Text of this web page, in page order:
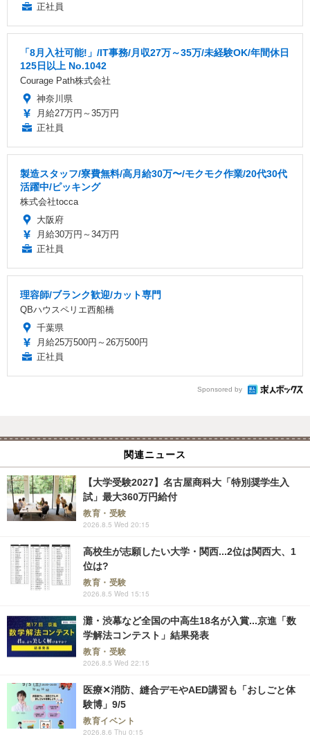
正社員
「8月入社可能!」/IT事務/月収27万～35万/未経験OK/年間休日
125日以上 No.1042
Courage Path株式会社
神奈川県
月給27万円～35万円
正社員
製造スタッフ/寮費無料/高月給30万〜/モクモク作業/20代30代
活躍中/ピッキング
株式会社tocca
大阪府
月給30万円～34万円
正社員
理容師/ブランク歓迎/カット専門
QBハウスペリエ西船橋
千葉県
月給25万500円～26万500円
正社員
Sponsored by
関連ニュース
【大学受験2027】名古屋商科大「特別奨学生入
試」最大360万円給付
教育・受験
2026.8.5 Wed 20:15
高校生が志願したい大学・関西...2位は関西大、1
位は?
教育・受験
2026.8.5 Wed 15:15
灘・渋幕など全国の中高生18名が入賞...京進「数
学解法コンテスト」結果発表
教育・受験
2026.8.5 Wed 22:15
医療✕消防、縫合デモやAED講習も「おしごと体
験博」9/5
教育イベント
2026.8.6 Thu 0:15